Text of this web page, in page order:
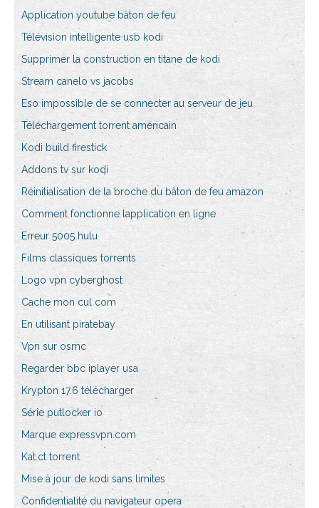
Application youtube bâton de feu
Télévision intelligente usb kodi
Supprimer la construction en titane de kodi
Stream canelo vs jacobs
Eso impossible de se connecter au serveur de jeu
Téléchargement torrent américain
Kodi build firestick
Addons tv sur kodi
Réinitialisation de la broche du bâton de feu amazon
Comment fonctionne lapplication en ligne
Erreur 5005 hulu
Films classiques torrents
Logo vpn cyberghost
Cache mon cul com
En utilisant piratebay
Vpn sur osmc
Regarder bbc iplayer usa
Krypton 17.6 télécharger
Série putlocker io
Marque expressvpn.com
Kat.ct torrent
Mise à jour de kodi sans limites
Confidentialité du navigateur opera